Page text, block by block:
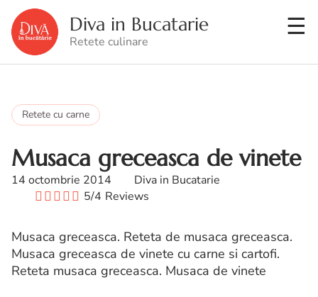
Diva in Bucatarie
Retete culinare
Retete cu carne
Musaca greceasca de vinete
14 octombrie 2014
Diva in Bucatarie
5/4 Reviews
Musaca greceasca. Reteta de musaca greceasca.
Musaca greceasca de vinete cu carne si cartofi.
Reteta musaca greceasca. Musaca de vinete